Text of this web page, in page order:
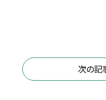
次の記